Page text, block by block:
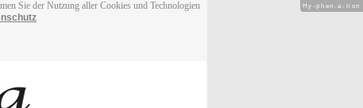
Sie der Nutzung aller Cookies und Technologien
Hy-phen-a-tion